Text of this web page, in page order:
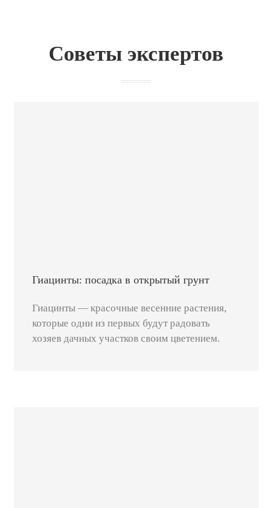
Советы экспертов
Гиацинты: посадка в открытый грунт
Гиацинты — красочные весенние растения,
которые одни из первых будут радовать
хозяев дачных участков своим цветением.